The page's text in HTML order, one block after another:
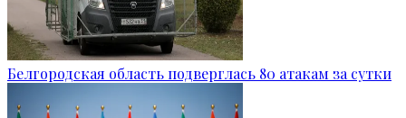
Белгородская область подверглась 80 атакам за сутки